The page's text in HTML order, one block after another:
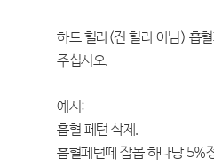
하드 힐라(진 힐라 아님) 흡
주십시오.
예시:
흡혈 페턴 삭제.
흡혈페턴떼 잡몹 하나당 5%